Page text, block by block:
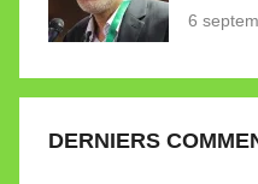
6
DERNIERS